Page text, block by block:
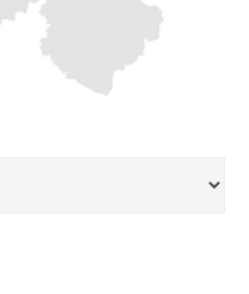
entsprechenden Seite